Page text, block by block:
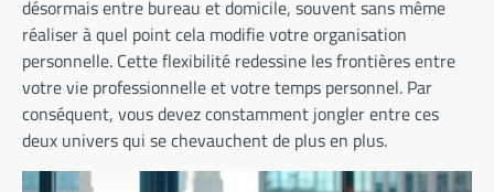
désormais entre bureau et domicile, souvent sans même
réaliser à quel point cela modifie votre organisation
personnelle. Cette flexibilité redessine les frontières entre
votre vie professionnelle et votre temps personnel. Par
conséquent, vous devez constamment jongler entre ces
deux univers qui se chevauchent de plus en plus.